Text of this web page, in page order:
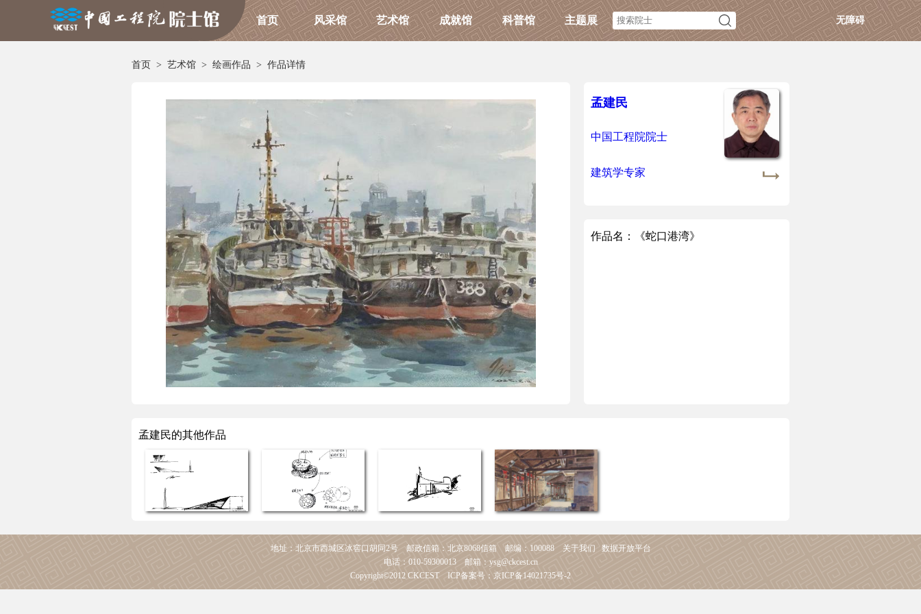
首页 风采馆 艺术馆 成就馆 科普馆 主题展 无障碍
首页 > 艺术馆 > 绘画作品 > 作品详情
孟建民
中国工程院院士
建筑学专家
作品名：《蛇口港湾》
孟建民的其他作品
地址：北京市西城区冰窖口胡同2号 邮政信箱：北京8068信箱 邮编：100088 关于我们
数据开放平台
电话：010-59300013 邮箱：ysg@ckcest.cn
Copyright©2012 CKCEST ICP备案号：京ICP备14021735号-2